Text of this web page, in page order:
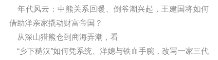
年代风云：中熊关系回暖、倒爷潮兴起，王建国将如何
借助洋亲家撬动财富帝国？
从深山猎熊仓到商海弄潮，看
“乡下糙汉”如何凭系统、洋媳与铁血手腕，改写一家三代